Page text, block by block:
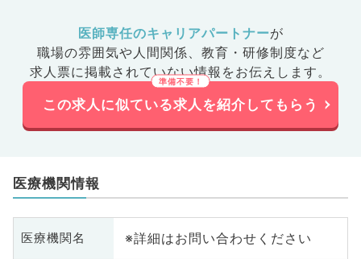
医師専任のキャリアパートナーが
職場の雰囲気や人間関係、 教育・研修制度など
求人票に掲載されていない情報をお伝えします。
この求人に似ている求人を紹介してもらう
医療機関情報
医療機関名 ※詳細はお問い合わせください